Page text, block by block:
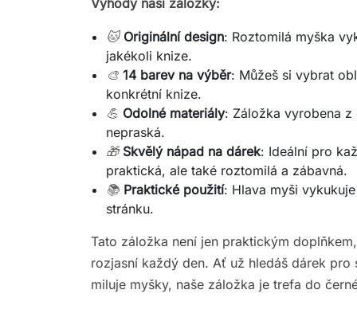
🐱 Originální design: Roztomilá myška
jakékoli knize.
🎨 14 barev na výběr: Můžeš si vybrat
konkrétní knize.
💪 Odolné materiály: Záložka vyrobena z
nepraská.
🎁 Skvělý nápad na dárek: Ideální pro
praktická, ale také roztomilá a zábavná.
📚 Praktické použití: Hlava myši
stránku.
Tato záložka není jen praktickým
rozjasní každý den. Ať už hledáš dárek
miluje myšky, naše záložka je trefa do